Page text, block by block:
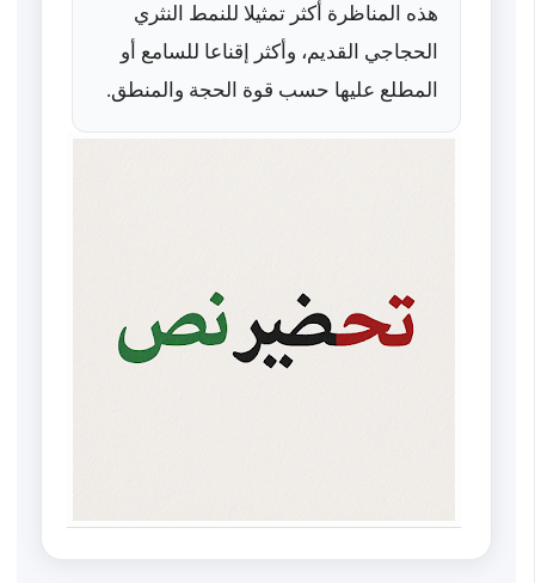
هذه المناظرة أكثر تمثيلا للنمط النثري
الحجاجي القديم، وأكثر إقناعا للسامع أو
المطلع عليها حسب قوة الحجة والمنطق.